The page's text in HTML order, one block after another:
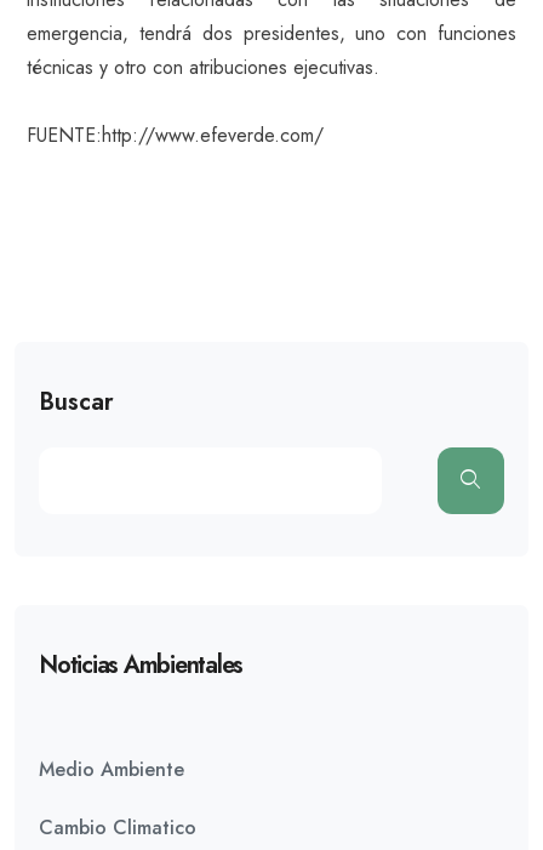
emergencia, tendrá dos presidentes, uno con funciones
técnicas y otro con atribuciones ejecutivas.
FUENTE:http://www.efeverde.com/
Buscar
Noticias Ambientales
Medio Ambiente
Cambio Climatico